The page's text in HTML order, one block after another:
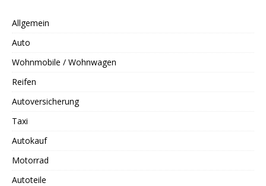
Allgemein
Auto
Wohnmobile / Wohnwagen
Reifen
Autoversicherung
Taxi
Autokauf
Motorrad
Autoteile